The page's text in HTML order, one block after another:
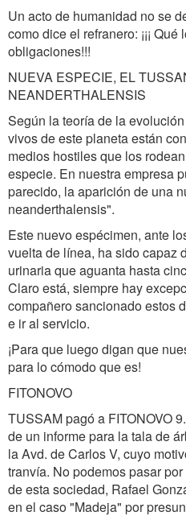
Un acto de humanidad no se
como dice el refranero: ¡¡¡
obligaciones!!!
NUEVA ESPECIE, EL
NEANDERTHALENSIS
Según la teoría de la
vivos de este planeta están
medios hostiles que los
especie. En nuestra empresa
parecido, la aparición de una
neanderthalensis".
Este nuevo espécimen, ante
vuelta de línea, ha sido capaz
urinaria que aguanta hasta
Claro está, siempre hay
compañero sancionado estos
e ir al servicio.
¡Para que luego digan que
para lo cómodo que es!
FITONOVO
TUSSAM pagó a FITONOVO
de un informe para la tala de
la Avd. de Carlos V, cuyo
tranvía. No podemos pasar
de esta sociedad, Rafael
en el caso "Madeja" por